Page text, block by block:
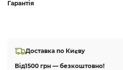
Гарантія
Доставка по Києву
Від1500 грн — безкоштовно!